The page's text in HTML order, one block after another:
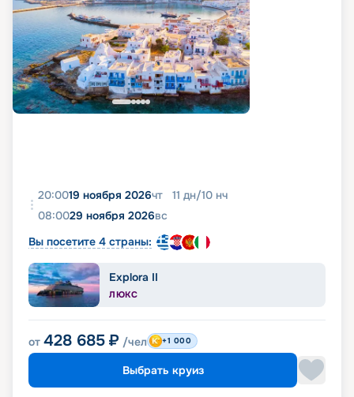
20:0019 ноября 2026чт 11 дн/10 нч
08:0029 ноября 2026вс
Вы посетите 4 страны:
Explora II
ЛЮКС
от 428 685 ₽ /чел +1 000
Выбрать круиз